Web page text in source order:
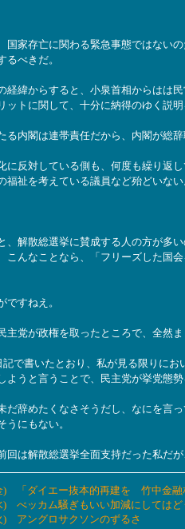
家存亡に関わる緊急事態ではない
るべきだ。
緯からすると、小泉首相からはは
ットに関して、十分に納得のゆく説
内閣は連帯責任だから、内閣が総
反対している側も、何度も繰り返
福祉を考えている議員など殆どいない
解散総選挙に賛成する人の方が多
こんなことなら、「フリーズした国
すねえ。
党が政権を取ったところで、全然
で書いたとおり、私が見る限りにお
ようと言うことで、民主党が挙党態
辞めたくなさそうだし、なにを言
うにもない。
は解散総選挙全面支持だった私だ
) 「ダイエー抜本的再建を 竹中金
) べッカム騒ぎもいい加減にしてはど
) アングロサクソンのずるさ